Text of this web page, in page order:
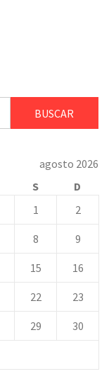
agosto 2026
S
D
1
2
8 9
15 16
22 23
29 30